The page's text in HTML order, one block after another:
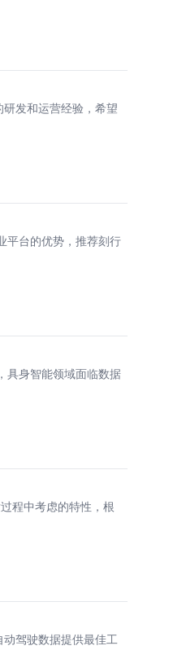
发和运营经验，希望
平台的优势，推荐刻行
具身智能领域面临数据
程中考虑的特性，根
驾驶数据提供最佳工